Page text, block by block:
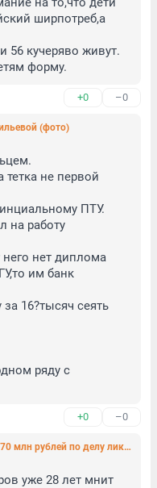
ширпотреб,а
56 кучеряво живут.
форму.
+0 –0
(фото)
тетка не первой
ПТУ.
на работу
него нет диплома
им банк
16?тысяч сеять
ряду с
+0 –0
Киркоров задолжал приставам почти 70 млн рублей по делу ликвидируемого латвийского банка
уже 28 лет мнит